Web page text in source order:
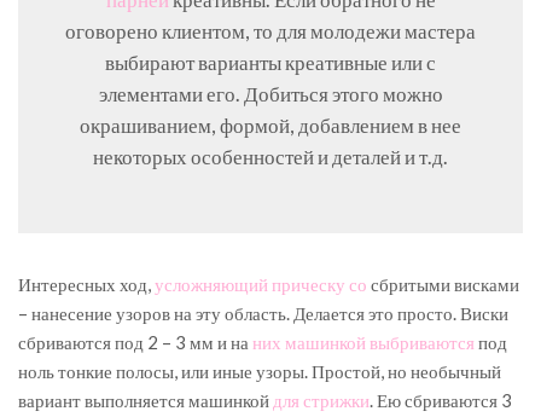
оговорено клиентом, то для молодежи мастера
выбирают варианты креативные или с
элементами его. Добиться этого можно
окрашиванием, формой, добавлением в нее
некоторых особенностей и деталей и т.д.
Интересных ход,усложняющий прическу со сбритыми висками
– нанесение узоров на эту область. Делается это просто. Виски
сбриваются под 2 – 3 мм и на них машинкой выбриваются под
ноль тонкие полосы, или иные узоры. Простой, но необычный
вариант выполняется машинкой для стрижки. Ею сбриваются 3